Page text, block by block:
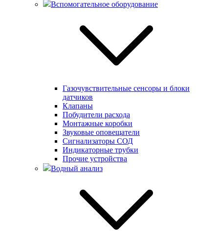
Вспомогательное оборудование
Газочувствительные сенсоры и блоки
датчиков
Клапаны
Побудители расхода
Монтажные коробки
Звуковые оповещатели
Сигнализаторы СОД
Индикаторные трубки
Прочие устройства
Водный анализ